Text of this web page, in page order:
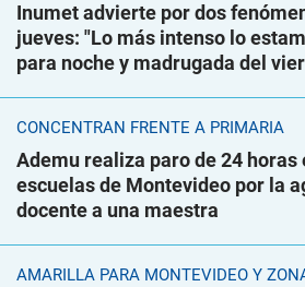
Inumet advierte por dos
jueves: "Lo más intenso lo
para noche y madrugada del
CONCENTRAN FRENTE A PRIMARIA
Ademu realiza paro de 24 horas
escuelas de Montevideo por la
docente a una maestra
AMARILLA PARA MONTEVIDEO Y